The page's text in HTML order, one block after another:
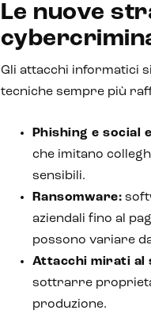
Le nuove
Gli attacchi informatici
tecniche sempre più
Phishing e social
che imitano
sensibili.
Ransomware:
aziendali fino al
possono variare
Attacchi mirati al
sottrarre
produzione.